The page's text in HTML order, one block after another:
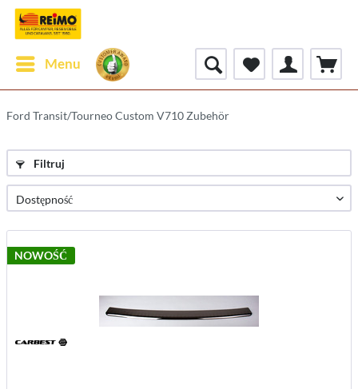
Menu
Ford Transit/Tourneo Custom V710 Zubehör
Filtruj
NOWOŚĆ